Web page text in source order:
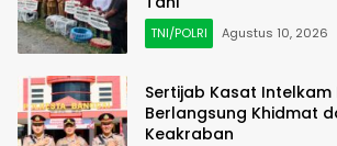
TNI/POLRI Agustus 10, 2026
Sertijab Kasat
Berlangsung Khidmat
Keakraban